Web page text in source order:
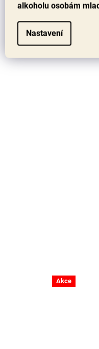
alkoholu osobám
Nastavení
Akce